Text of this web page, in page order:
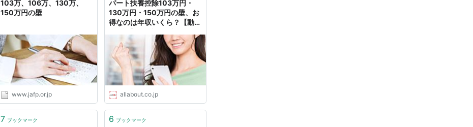
の...
103万、106万、130万、
150万円の壁
www.jafp.or.jp
パート扶養控除103万円・
130万円・150万円の壁、お
得なのは年収いくら？【動画
About
allabout.co.jp
7 ブックマーク 6 ブックマーク